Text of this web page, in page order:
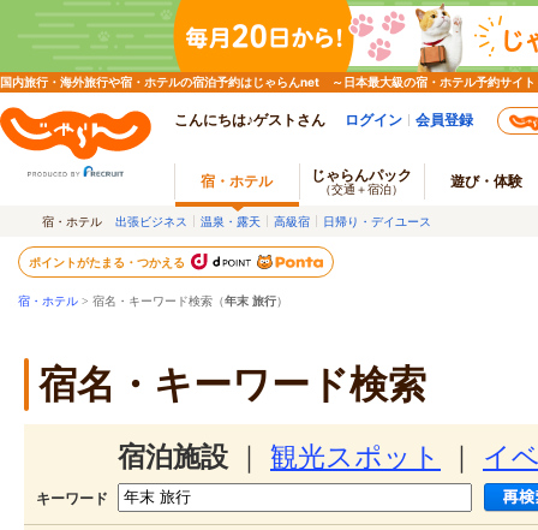
国内旅行・海外旅行や宿・ホテルの宿泊予約はじゃらんnet ～日本最大級の宿・ホテル予約サイト
こんにちは♪ゲストさん ログイン 会員登録
宿・ホテル じゃらんパック
（交通＋宿泊） 遊び・体験
宿・ホテル 出張ビジネス 温泉・露天 高級宿 日帰り・デイユース
ポイントがたまる・つかえる
宿・ホテル > 宿名・キーワード検索（年末 旅行）
宿名・キーワード検索
宿泊施設 観光スポット イ
キーワード